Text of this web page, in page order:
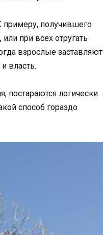
примеру, получившего
при всех отругать
взрослые заставляют
власть.
постараются логически
способ гораздо